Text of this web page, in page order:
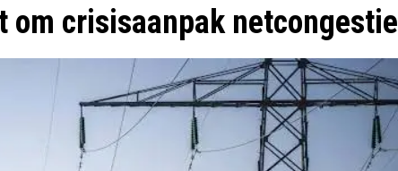
om crisisaanpak netcongestie